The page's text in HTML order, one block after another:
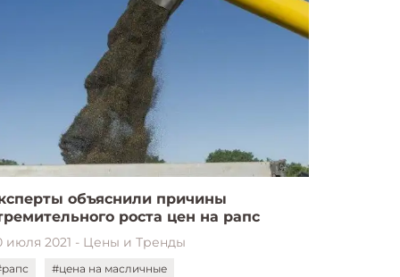
объяснили причины
роста цен на рапс
июля 2021 - Цены и Тренды
#цена на масличные